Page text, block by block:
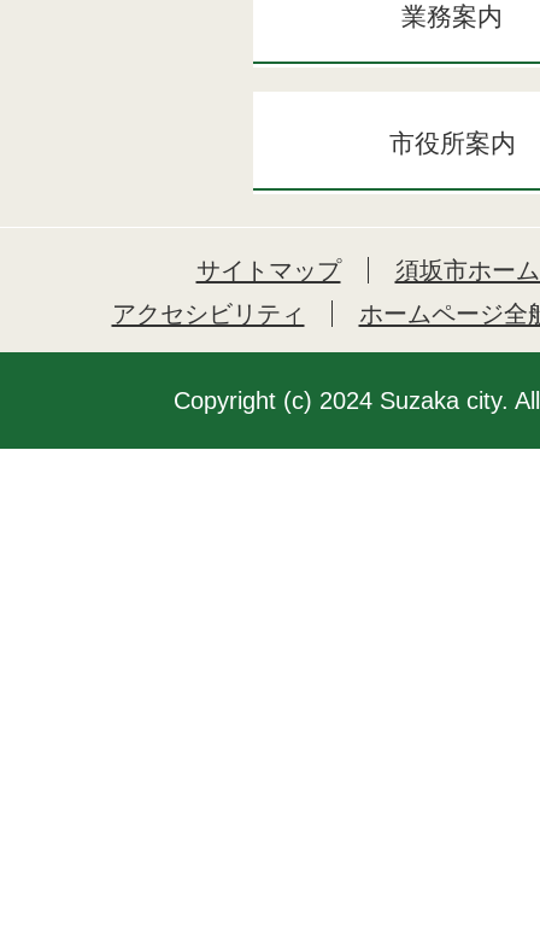
業務案内
市役所案内
サイトマップ
須坂市ホー
アクセシビリティ
ホームページ全
Copyright (c) 2024 Suzaka city.